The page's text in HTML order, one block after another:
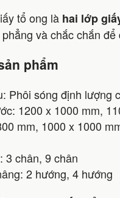
tổ ong là hai lớp
và chắc chắn để
phẩm
Phôi sóng định lượng
1200 x 1000 mm,
mm, 1000 x 1000
3 chân, 9 chân
2 hướng, 4 hướng